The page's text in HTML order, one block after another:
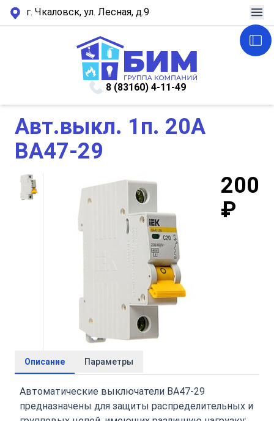
г. Чкаловск, ул. Лесная, д.9
8 (83160) 4-11-49
Авт.выкл. 1п. 20А
ВА47-29
200
₽
Описание Параметры
Автоматические выключатели ВА47-29
предназначены для защиты распределительных и